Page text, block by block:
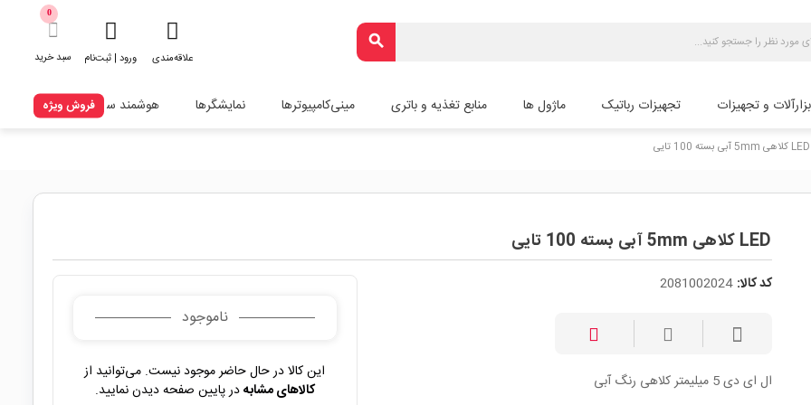
search
علاقه‌مندی ورود | ثبت‌نام
0
سبد خرید
و تجهیزات تجهیزات رباتیک ماژول ها منابع تغذیه و باتری مینی‌کامپیوترها نمایشگرها هوشمند سازیفروش ویژه
LED کلاهی 5mm آبی بسته 100 تایی
LED کلاهی 5mm آبی بسته 100 تایی
کد کالا: 2081002024
ال ای دی 5 میلیمتر کلاهی رنگ آبی
ناموجود
این کالا در حال حاضر موجود نیست. می‌توانید از
کالاهای مشابهدر پایین صفحه دیدن نمایید.